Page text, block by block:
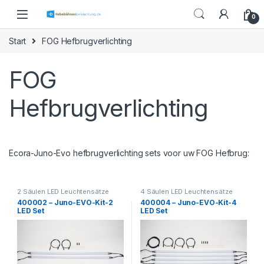
0
Start FOG Hefbrugverlichting
FOG
Hefbrugverlichting
Ecora-Juno-Evo hefbrugverlichting sets voor uw FOG Hefbrug:
2 Säulen LED Leuchtensätze
400002 – Juno-EVO-Kit-2
LED Set
4 Säulen LED Leuchtensätze
400004 – Juno-EVO-Kit-4
LED Set